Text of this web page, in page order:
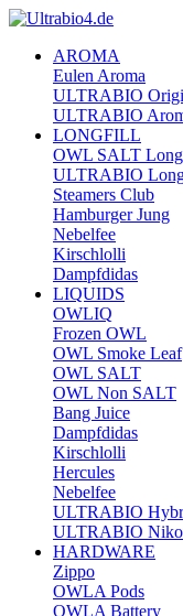
AROMA
Eulen Aroma
ULTRABIO
ULTRABIO
LONGFILL
OWL SALT
ULTRABIO
Steamers Club
Hamburger Jung
Nebelfee
Kirschlolli
Dampfdidas
LIQUIDS
OWLIQ
Frozen OWL
OWL Smoke Leaf
OWL SALT
OWL Non SALT
Bang Juice
Dampfdidas
Kirschlolli
Hercules
Nebelfee
ULTRABIO
ULTRABIO
HARDWARE
Zippo
OWLA Pods
OWLA Battery